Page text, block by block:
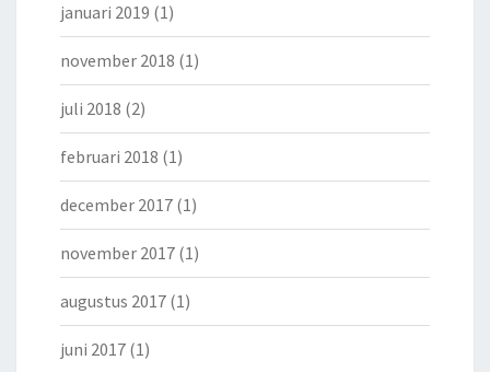
januari 2019 (1)
november 2018 (1)
juli 2018 (2)
februari 2018 (1)
december 2017 (1)
november 2017 (1)
augustus 2017 (1)
juni 2017 (1)